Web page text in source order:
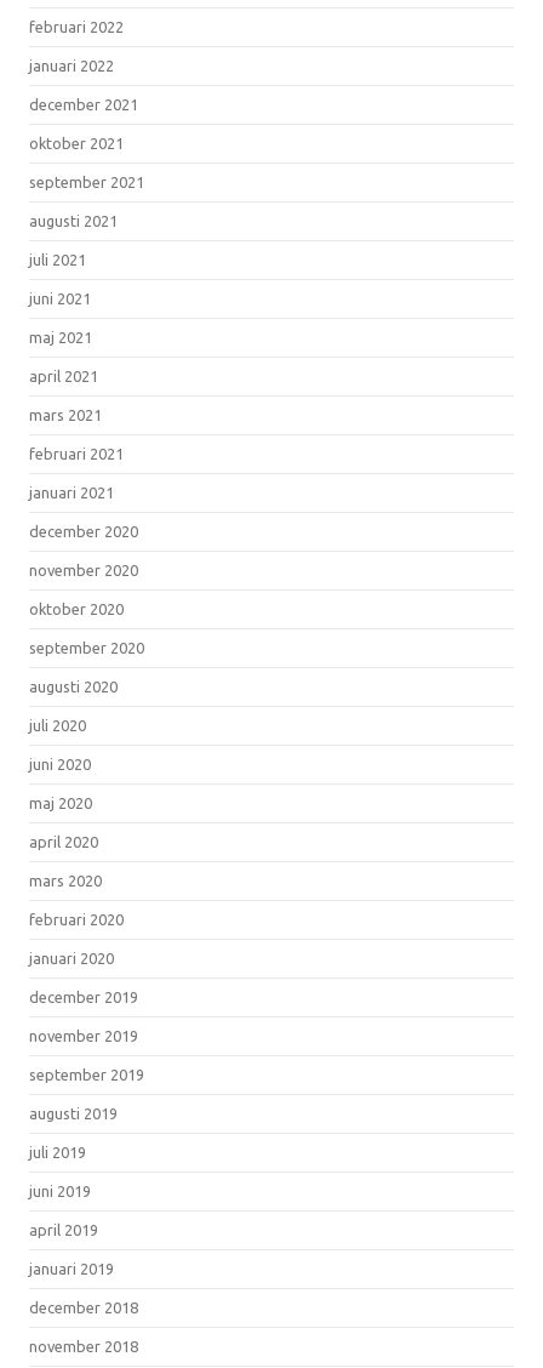
februari 2022
januari 2022
december 2021
oktober 2021
september 2021
augusti 2021
juli 2021
juni 2021
maj 2021
april 2021
mars 2021
februari 2021
januari 2021
december 2020
november 2020
oktober 2020
september 2020
augusti 2020
juli 2020
juni 2020
maj 2020
april 2020
mars 2020
februari 2020
januari 2020
december 2019
november 2019
september 2019
augusti 2019
juli 2019
juni 2019
april 2019
januari 2019
december 2018
november 2018